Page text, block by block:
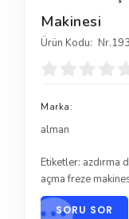
Makinesi
Ürün Kodu:
Marka:
alman
Etiketler: azdırma
açma freze
SORU SOR